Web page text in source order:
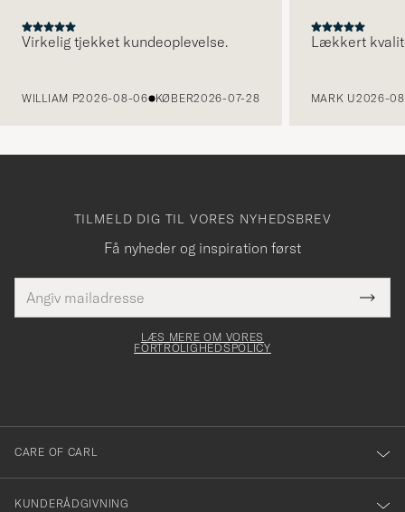
Virkelig tjekket kundeoplevelse.
WILLIAM P2026-08-06 KØBER2026-07-28
Lækkert
MARK U2026-
TILMELD DIG TIL VORES NYHEDSBREV
Få nyheder og inspiration først
mailadresse
skal
Tack
för
dig
till
vårt
nyhetsbrev!
LÆS MERE OM VORES
FORTROLIGHEDSPOLICY
CARE OF CARL
KUNDERÅDGIVNING